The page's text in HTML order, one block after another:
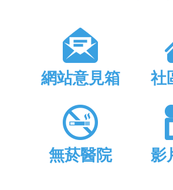
網站意見箱 社
無菸醫院 影